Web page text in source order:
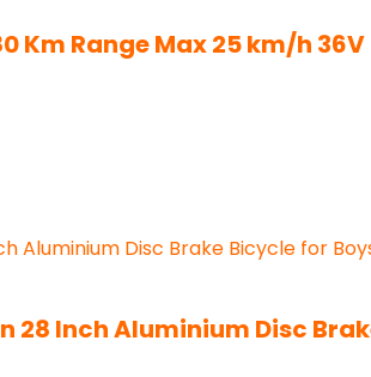
Range Max 25 km/h
Inch Aluminium Disc